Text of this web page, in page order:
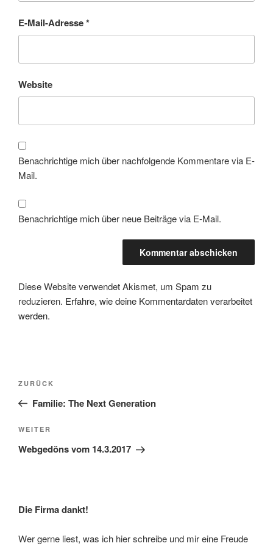
E-Mail-Adresse*
Website
Benachrichtige mich über nachfolgende Kommentare via E-
Mail.
Benachrichtige mich über neue Beiträge via E-Mail.
Diese Website verwendet Akismet, um Spam zu
reduzieren. Erfahre, wie deine Kommentardaten verarbeitet
werden.
Beitragsnavigation
Vorheriger
Beitrag
ZURÜCK
Familie: The Next Generation
Nächster
Beitrag
WEITER
Webgedöns vom 14.3.2017
Die Firma dankt!
Wer gerne liest, was ich hier schreibe und mir eine Freude